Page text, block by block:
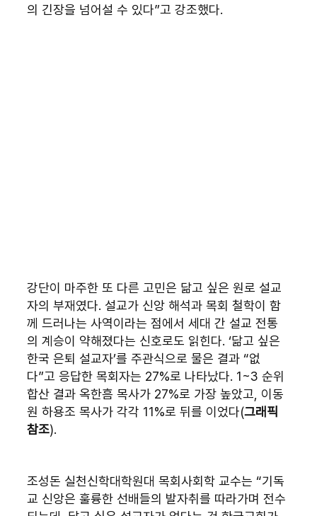
의 긴장을 넘어설 수 있다”고 강조했다.
강단이 마주한 또 다른 고민은 닮고 싶은 원로 설교
자의 부재였다. 설교가 신앙 해석과 목회 철학이 함
께 드러나는 사역이라는 점에서 세대 간 설교 전통
의 계승이 약해졌다는 신호로도 읽힌다. ‘닮고 싶은
한국 은퇴 설교자’를 주관식으로 물은 결과 “없
다”고 응답한 목회자는 27%로 나타났다. 1~3 순위
합산 결과 옥한흠 목사가 27%로 가장 높았고, 이동
원 하용조 목사가 각각 11%로 뒤를 이었다(그래픽
참조).
조성돈 실천신학대학원대 목회사회학 교수는 “기독
교 신앙은 훌륭한 선배들의 발자취를 따라가며 전수